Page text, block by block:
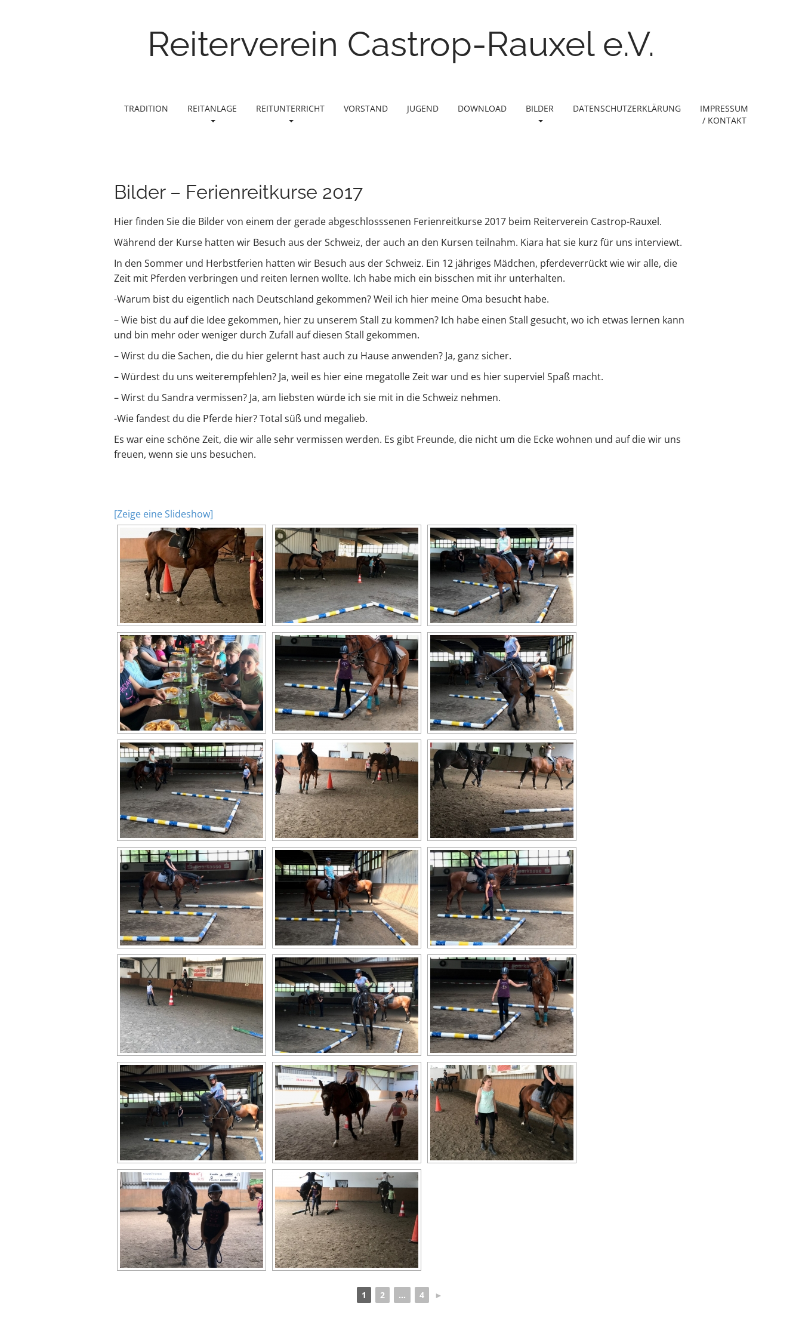
Reiterverein Castrop-Rauxel e.V.
M
e
n
u
c
o
t
e
n
t
TRADITION REITANLAGE REITUNTERRICHT VORSTAND JUGEND DOWNLOAD BILDER DATENSCHUTZERKLÄRUNG
IMPRESSUM
/ KONTAKT
Bilder – Ferienreitkurse 2017
Hier finden Sie die Bilder von einem der gerade abgeschlosssenen Ferienreitkurse 2017 beim Reiterverein Castrop-Rauxel.
Während der Kurse hatten wir Besuch aus der Schweiz, der auch an den Kursen teilnahm. Kiara hat sie kurz für uns interviewt.
In den Sommer und Herbstferien hatten wir Besuch aus der Schweiz. Ein 12 jähriges Mädchen, pferdeverrückt wie wir alle, die
Zeit mit Pferden verbringen und reiten lernen wollte. Ich habe mich ein bisschen mit ihr unterhalten.
-Warum bist du eigentlich nach Deutschland gekommen? Weil ich hier meine Oma besucht habe.
– Wie bist du auf die Idee gekommen, hier zu unserem Stall zu kommen? Ich habe einen Stall gesucht, wo ich etwas lernen kann
und bin mehr oder weniger durch Zufall auf diesen Stall gekommen.
– Wirst du die Sachen, die du hier gelernt hast auch zu Hause anwenden? Ja, ganz sicher.
– Würdest du uns weiterempfehlen? Ja, weil es hier eine megatolle Zeit war und es hier superviel Spaß macht.
– Wirst du Sandra vermissen? Ja, am liebsten würde ich sie mit in die Schweiz nehmen.
-Wie fandest du die Pferde hier? Total süß und megalieb.
Es war eine schöne Zeit, die wir alle sehr vermissen werden. Es gibt Freunde, die nicht um die Ecke wohnen und auf die wir uns
freuen, wenn sie uns besuchen.
[Zeige eine Slideshow]
1 2 ... 4 ►